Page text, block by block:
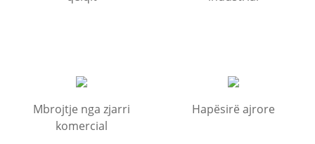
Mbrojtje nga zjarri
komercial
Hapësirë ​​ajrore